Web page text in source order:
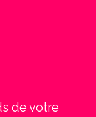
de votre